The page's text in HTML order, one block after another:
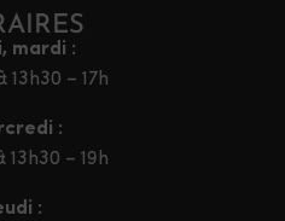
mardi :
13h30 – 17h
:
13h30 – 19h
: